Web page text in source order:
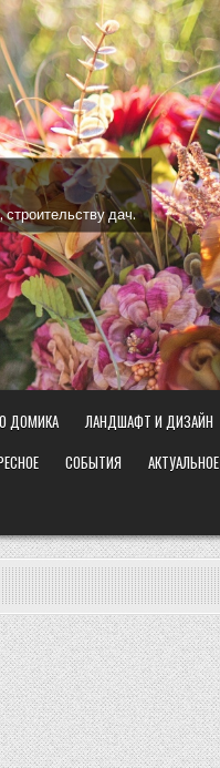
дач.
ДОМИКА
ЛАНДШАФТ И ДИЗАЙН
СОБЫТИЯ
АКТУАЛЬНОЕ